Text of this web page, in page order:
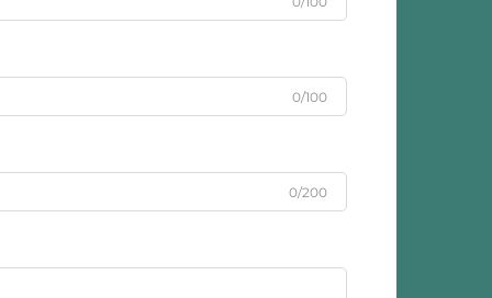
0/100
0/200